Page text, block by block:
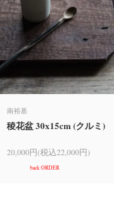
南裕基
稜花盆 30x15cm (クルミ)
20,000円(税込22,000円)
back ORDER